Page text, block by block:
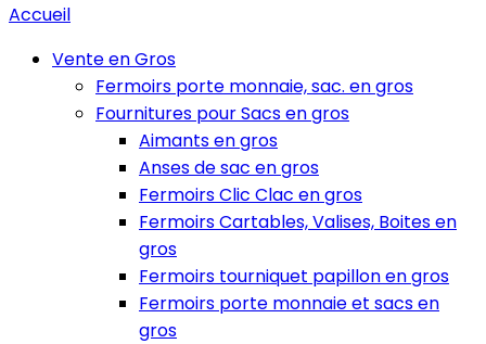
Accueil
Vente en Gros
Fermoirs porte monnaie, sac. en gros
Fournitures pour Sacs en gros
Aimants en gros
Anses de sac en gros
Fermoirs Clic Clac en gros
Fermoirs Cartables, Valises, Boites en
gros
Fermoirs tourniquet papillon en gros
Fermoirs porte monnaie et sacs en
gros